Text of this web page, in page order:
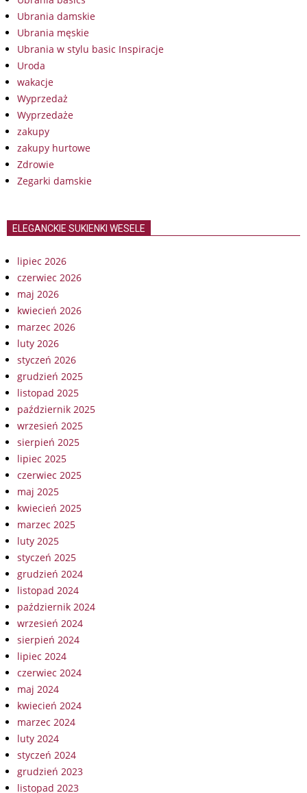
Ubrania damskie
Ubrania męskie
Ubrania w stylu basic Inspiracje
Uroda
wakacje
Wyprzedaż
Wyprzedaże
zakupy
zakupy hurtowe
Zdrowie
Zegarki damskie
ELEGANCKIE SUKIENKI WESELE
lipiec 2026
czerwiec 2026
maj 2026
kwiecień 2026
marzec 2026
luty 2026
styczeń 2026
grudzień 2025
listopad 2025
październik 2025
wrzesień 2025
sierpień 2025
lipiec 2025
czerwiec 2025
maj 2025
kwiecień 2025
marzec 2025
luty 2025
styczeń 2025
grudzień 2024
listopad 2024
październik 2024
wrzesień 2024
sierpień 2024
lipiec 2024
czerwiec 2024
maj 2024
kwiecień 2024
marzec 2024
luty 2024
styczeń 2024
grudzień 2023
listopad 2023